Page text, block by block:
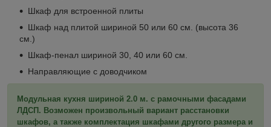
Шкаф для встроенной плиты
Шкаф над плитой шириной 50 или 60 см. (высота 36
см.)
Шкаф-пенал шириной 30, 40 или 60 см.
Направляющие с доводчиком
Модульная кухня шириной 2.0 м. с рамочными фасадами
ЛДСП. Возможен произвольный вариант расстановки
шкафов, а также комплектация шкафами другого размера и